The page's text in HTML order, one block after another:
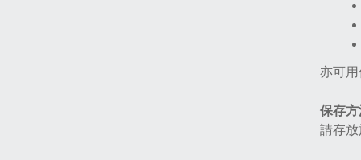
亦可
保存
請存